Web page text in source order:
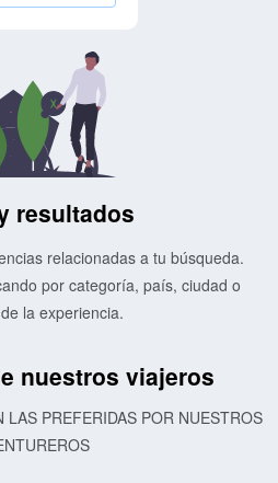
resultados
relacionadas a tu búsqueda.
por categoría, país, ciudad o
la experiencia.
nuestros viajeros
LAS PREFERIDAS POR NUESTROS